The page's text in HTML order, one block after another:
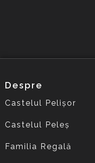
Despre
Castelul Pelișor
Castelul Peleș
Familia Regală